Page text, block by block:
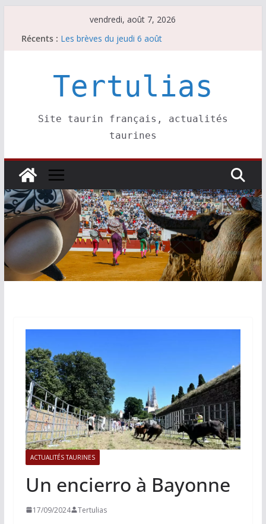
vendredi, août 7, 2026
Récents :
Escalafón 2026 – novilleros –
Les brèves du jeudi 6 août
Escalafón 2026 – matadors de toros-
Tertulias
Site taurin français, actualités
taurines
ACTUALITÉS TAURINES
Un encierro à Bayonne
17/09/2024 Tertulias